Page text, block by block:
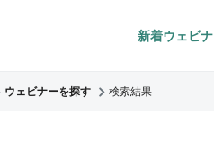
新着ウェビ
ウェビナーを探す 検索結果